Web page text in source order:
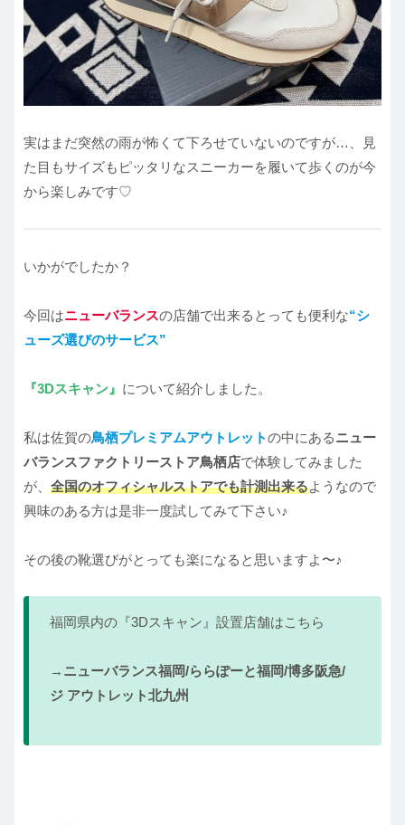
実はまだ突然の雨が怖くて下ろせていないのですが…、見
た目もサイズもピッタリなスニーカーを履いて歩くのが今
から楽しみです♡
いかがでしたか？
今回はニューバランスの店舗で出来るとっても便利な“シ
ューズ選びのサービス”
『3Dスキャン』 について紹介しました。
私は佐賀の鳥栖プレミアムアウトレットの中にあるニュー
バランスファクトリーストア鳥栖店で体験してみました
が、 全国のオフィシャルストアでも計測出来るようなので
興味のある方は是非一度試してみて下さい♪
その後の靴選びがとっても楽になると思いますよ〜♪
福岡県内の『3Dスキャン』設置店舗はこちら
→ ニューバランス福岡/ららぽーと福岡/博多阪急/
ジ アウトレット北九州